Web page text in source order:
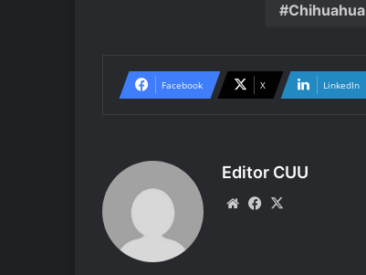
Chihuahua
Facebook X LinkedIn
Editor CUU
WebsiteFacebook